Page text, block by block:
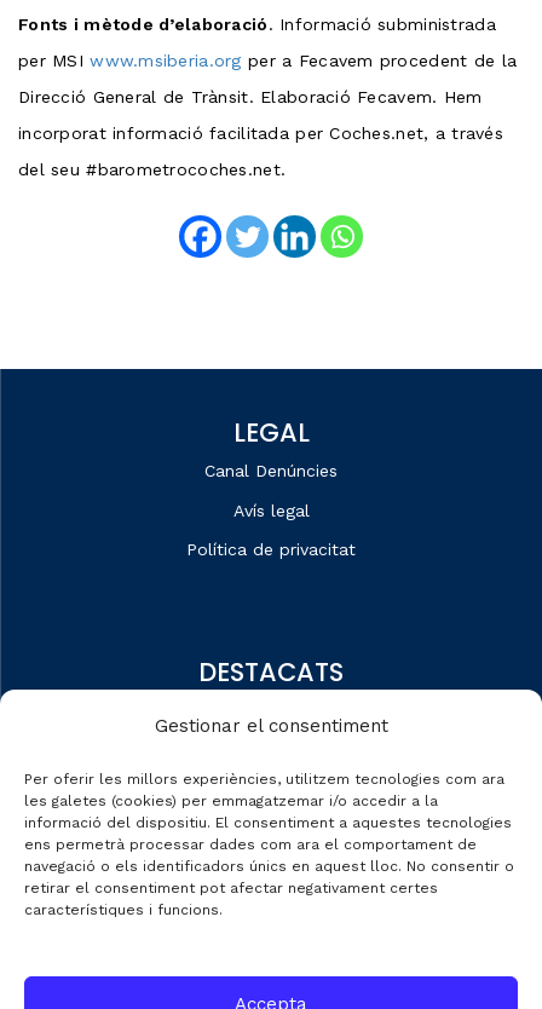
Gestionar el consentiment
Per oferir les millors experiències, utilitzem tecnologies com ara
les galetes (cookies) per emmagatzemar i/o accedir a la
informació del dispositiu. El consentiment a aquestes tecnologies
ens permetrà processar dades com ara el comportament de
navegació o els identificadors únics en aquest lloc. No consentir o
retirar el consentiment pot afectar negativament certes
característiques i funcions.
Accepta
Fonts i mètode d’elaboració. Informació subministrada
per MSI www.msiberia.org per a Fecavem procedent de la
Direcció General de Trànsit. Elaboració Fecavem. Hem
incorporat informació facilitada per Coches.net, a través
del seu #barometrocoches.net.
LEGAL
Canal Denúncies
Avís legal
Política de privacitat
DESTACATS
Dades de mercat
Automobile Talks